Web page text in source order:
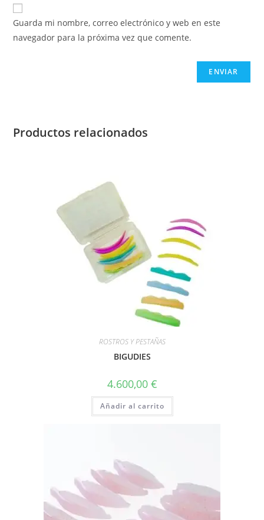
Guarda mi nombre, correo electrónico y web en este
navegador para la próxima vez que comente.
Productos relacionados
ROSTROS Y PESTAÑAS
BIGUDIES
4.600,00 €
Añadir al carrito